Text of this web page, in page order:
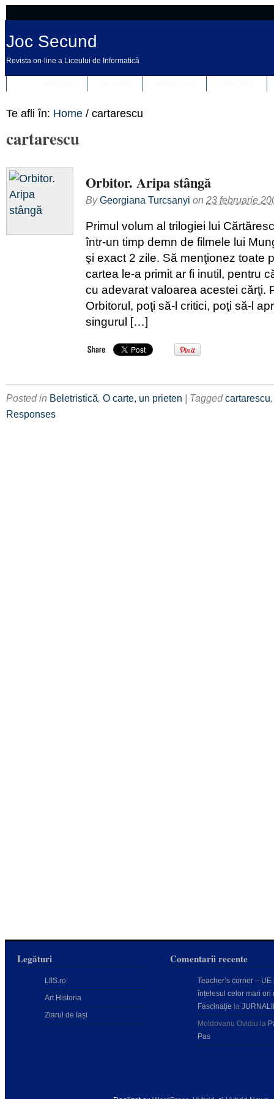
Joc Secund
Revista on-line a Liceului de Informatică
Te afli în: Home / cartarescu
cartarescu
Orbitor. Aripa stângă
ByGeorgiana Turcsanyi on 23 februarie
Primul volum al trilogiei lui
într-un timp demn de filmele lui
şi exact 2 zile. Să menţionez toate
cartea le-a primit ar fi inutil, pentru
cu adevarat valoarea acestei cărţi.
Orbitorul, poţi să-l critici, poţi să-l
singurul […]
Posted in Beletristică, O carte, un prieten | Taggedcartarescu
Responses
Legături
LIIS.ro
Art Historia
Ziarul de Iași
Comentarii recente
Teacher’s corner – UE
înțelesul celor mari ori
Fascinație la
Moldovanu Ovidiu la
Pas